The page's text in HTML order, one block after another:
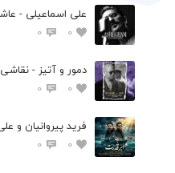
علی اسماعیلی -
0
0
دمور و آتیز - نقاشی
0
0
فرید پیروانیان و
0
0